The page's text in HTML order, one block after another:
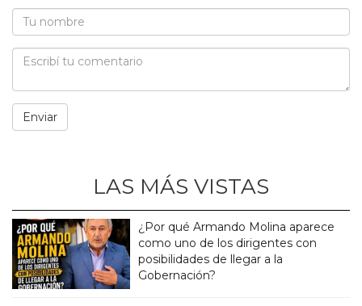
LAS MÁS VISTAS
¿Por qué Armando Molina aparece
como uno de los dirigentes con
posibilidades de llegar a la
Gobernación?